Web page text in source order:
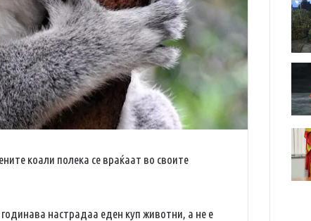
коали полека се враќаат во своите
настрадаа еден куп животни, а не е